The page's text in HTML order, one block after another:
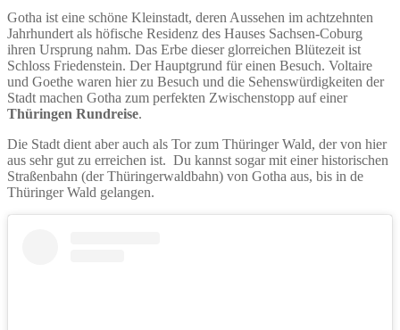
Gotha ist eine schöne Kleinstadt, deren Aussehen im achtzehnten
Jahrhundert als höfische Residenz des Hauses Sachsen-Coburg
ihren Ursprung nahm. Das Erbe dieser glorreichen Blütezeit ist
Schloss Friedenstein. Der Hauptgrund für einen Besuch. Voltaire
und Goethe waren hier zu Besuch und die Sehenswürdigkeiten der
Stadt machen Gotha zum perfekten Zwischenstopp auf einer
Thüringen Rundreise.
Die Stadt dient aber auch als Tor zum Thüringer Wald, der von hier
aus sehr gut zu erreichen ist. Du kannst sogar mit einer historischen
Straßenbahn (der Thüringerwaldbahn) von Gotha aus, bis in de
Thüringer Wald gelangen.